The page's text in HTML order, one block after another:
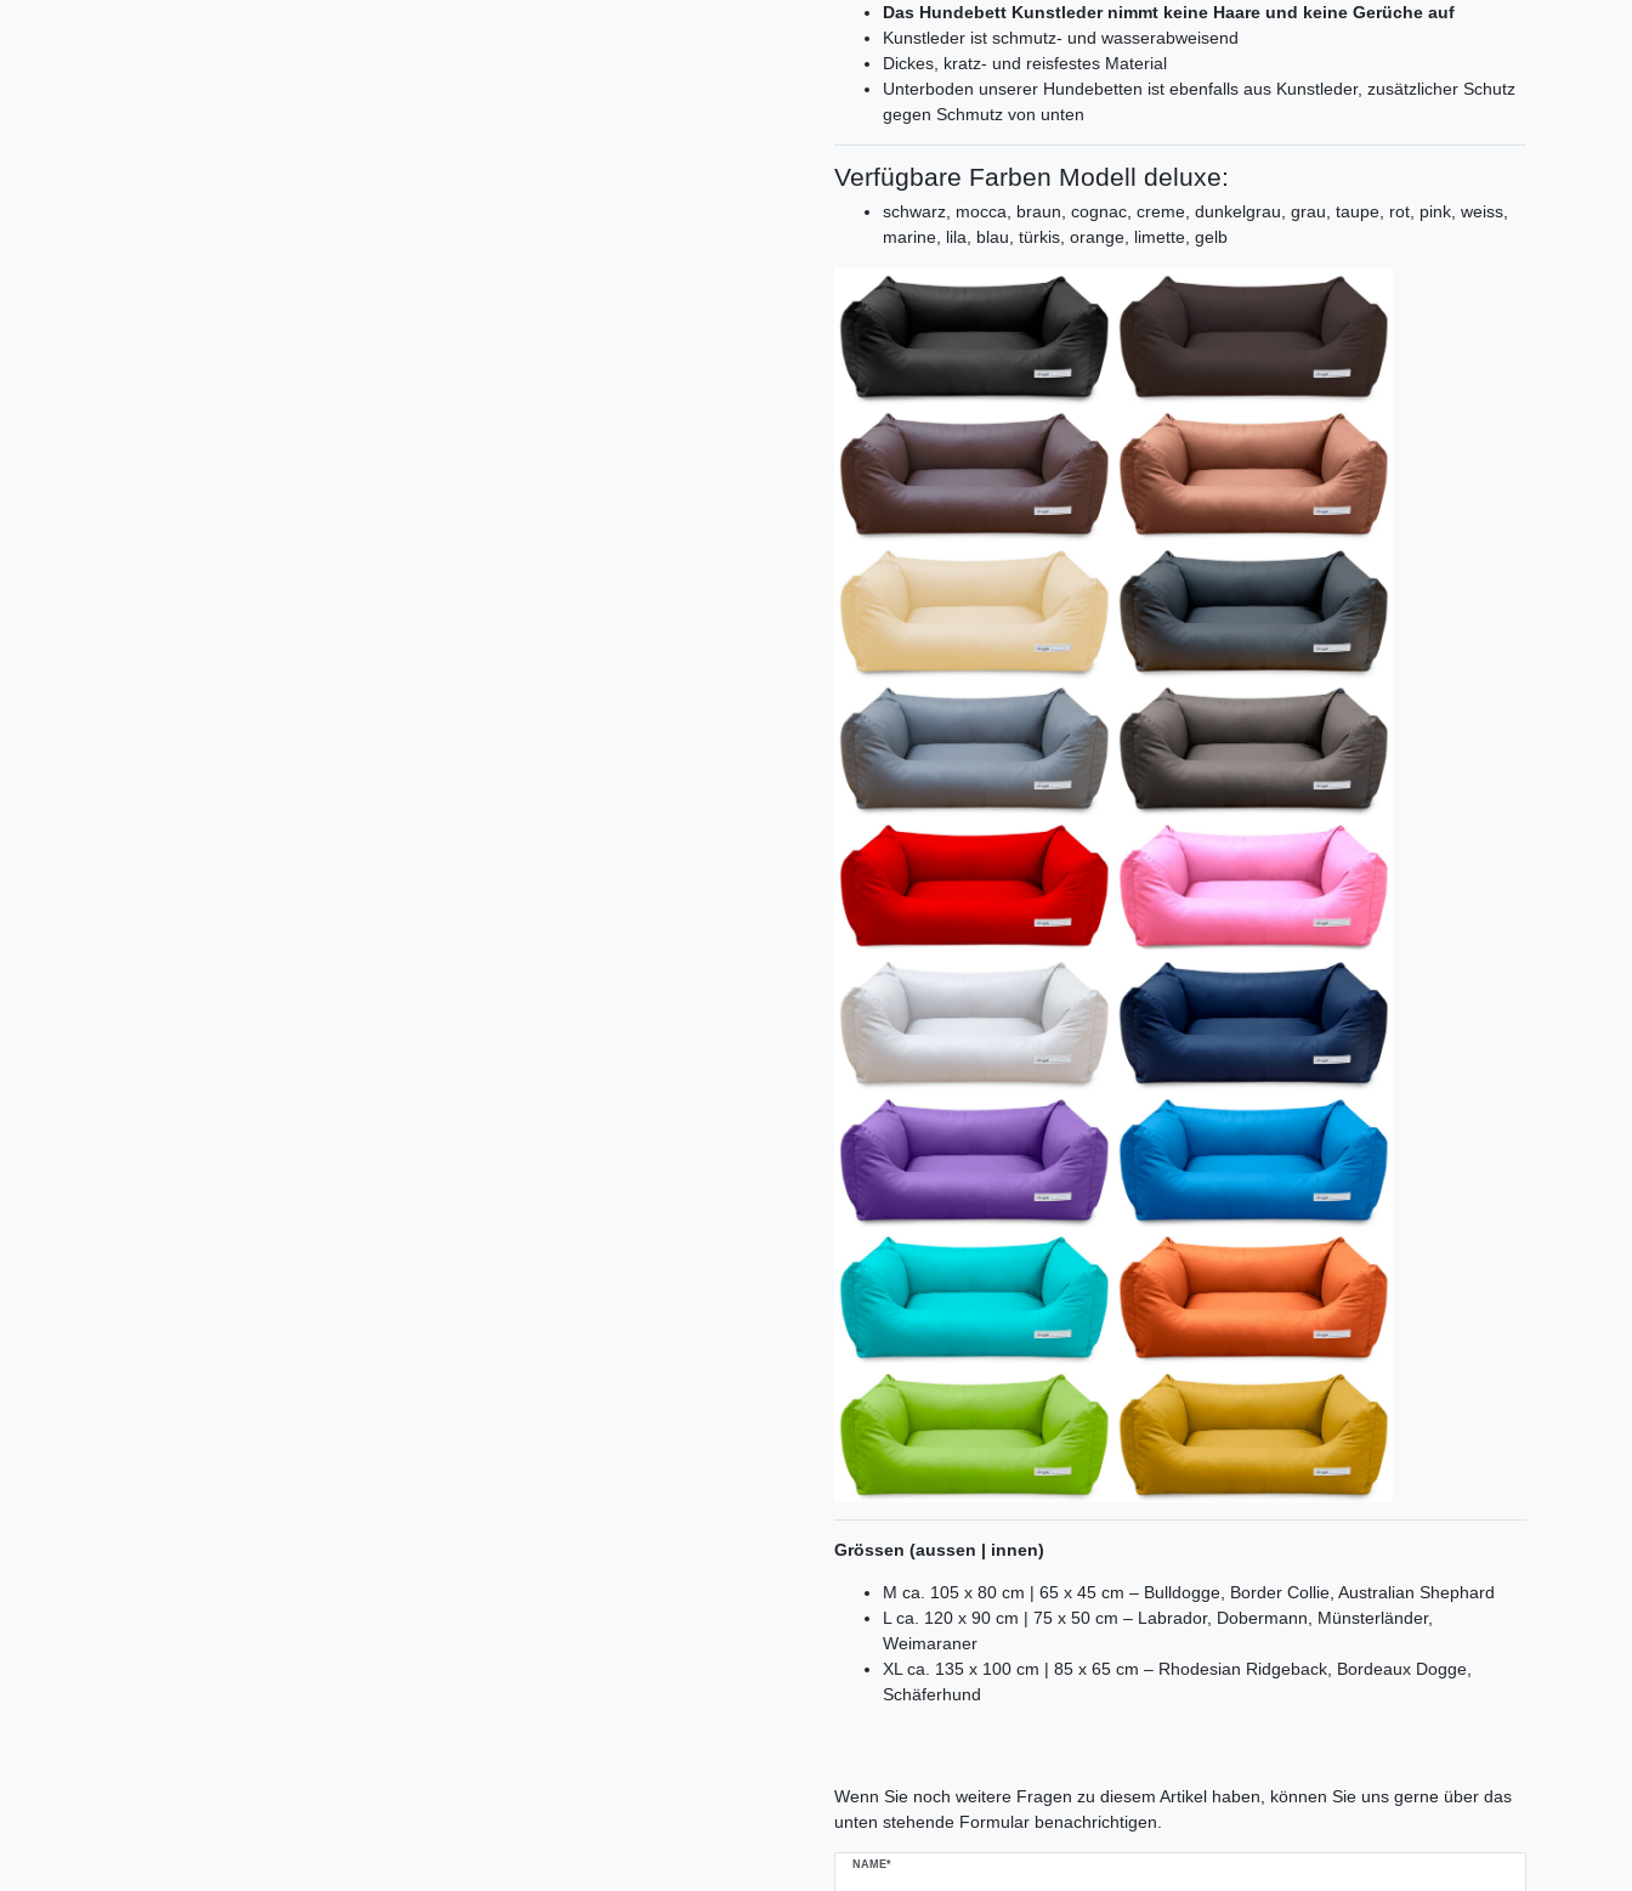
Das Hundebett Kunstleder nimmt keine Haare und keine Gerüche auf
Kunstleder ist schmutz- und wasserabweisend
Dickes, kratz- und reisfestes Material
Unterboden unserer Hundebetten ist ebenfalls aus Kunstleder, zusätzlicher Schutz
gegen Schmutz von unten
Verfügbare Farben Modell deluxe:
schwarz, mocca, braun, cognac, creme, dunkelgrau, grau, taupe, rot, pink, weiss,
marine, lila, blau, türkis, orange, limette, gelb
Grössen (aussen | innen)
M ca. 105 x 80 cm | 65 x 45 cm – Bulldogge, Border Collie, Australian Shephard
L ca. 120 x 90 cm | 75 x 50 cm – Labrador, Dobermann, Münsterländer,
Weimaraner
XL ca. 135 x 100 cm | 85 x 65 cm – Rhodesian Ridgeback, Bordeaux Dogge,
Schäferhund
Wenn Sie noch weitere Fragen zu diesem Artikel haben, können Sie uns gerne über das
unten stehende Formular benachrichtigen.
NAME*